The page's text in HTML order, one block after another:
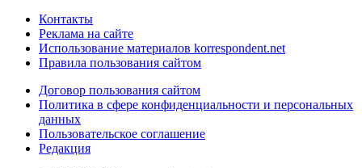
Контакты
Реклама на сайте
Использование материалов korrespondent.net
Правила пользования сайтом
Договор пользования сайтом
Политика в сфере конфиденциальности и персональных
данных
Пользовательское соглашение
Редакция